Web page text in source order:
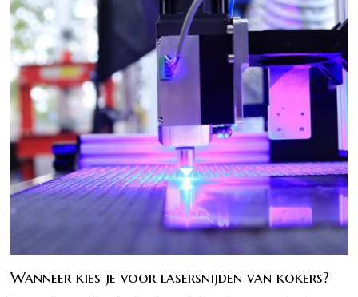
Wanneer kies je voor lasersnijden van kokers?